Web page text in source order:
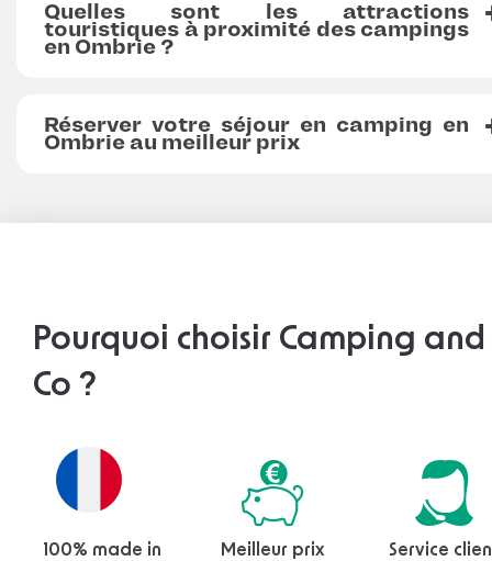
Quelles sont les attractions
touristiques à proximité des campings
en Ombrie ?
Réserver votre séjour en camping en
Ombrie au meilleur prix
Pourquoi choisir Camping and
Co ?
100% made in
Meilleur prix
Service